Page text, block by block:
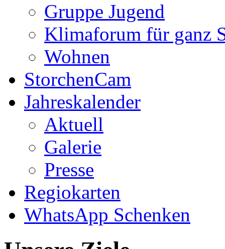
Gruppe Jugend
Klimaforum für ganz
Wohnen
StorchenCam
Jahreskalender
Aktuell
Galerie
Presse
Regiokarten
WhatsApp Schenken